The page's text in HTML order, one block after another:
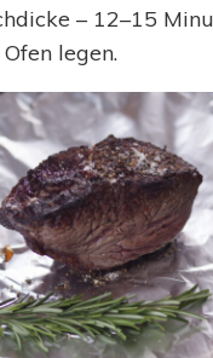
– 12–15
legen.